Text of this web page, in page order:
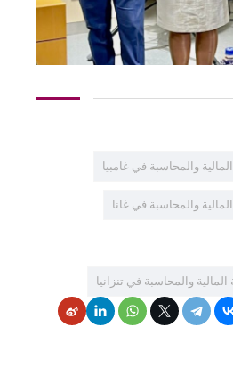
المالية والمحاسبة في غامبيا
المالية والمحاسبة في غانا
المالية والمحاسبة في تنزانيا